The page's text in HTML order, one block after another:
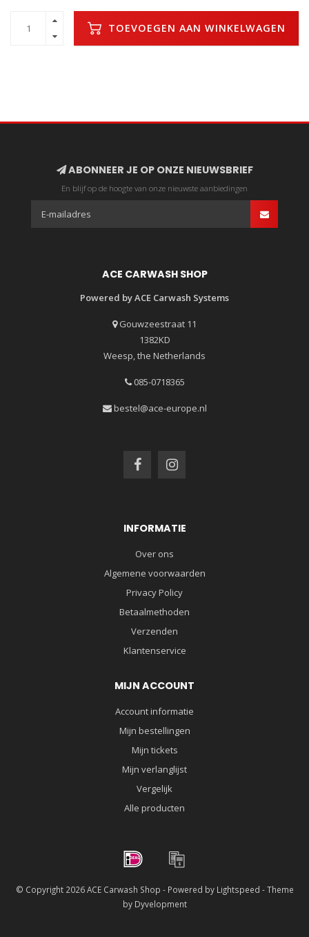
TOEVOEGEN AAN WINKELWAGEN
ABONNEER JE OP ONZE NIEUWSBRIEF
En blijf op de hoogte van onze nieuwste aanbiedingen
ACE CARWASH SHOP
Powered by ACE Carwash Systems
Gouwzeestraat 11
1382KD
Weesp, the Netherlands
085-0718365
bestel@ace-europe.nl
INFORMATIE
Over ons
Algemene voorwaarden
Privacy Policy
Betaalmethoden
Verzenden
Klantenservice
MIJN ACCOUNT
Account informatie
Mijn bestellingen
Mijn tickets
Mijn verlanglijst
Vergelijk
Alle producten
© Copyright 2026 ACE Carwash Shop - Powered by Lightspeed - Theme
by Dyvelopment